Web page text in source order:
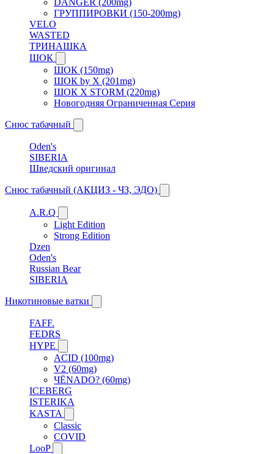
ГРУППИРОВКИ (150-200mg)
VELO
WASTED
ТРИНАШКА
ШОК
ШОК (150mg)
ШОК by X (201mg)
ШОК X STORM (220mg)
Новогодняя Ограниченная Серия
Снюс табачный
Oden's
SIBERIA
Шведский оригинал
Снюс табачный (АКЦИЗ - ЧЗ, ЭДО)
A.R.Q
Light Edition
Strong Edition
Dzen
Oden's
Russian Bear
SIBERIA
Никотиновые ватки
FAFF.
FEDRS
HYPE
ACID (100mg)
V2 (60mg)
ЧЁNADO? (60mg)
ICEBERG
ISTERIKA
KASTA
Classic
COVID
LooP